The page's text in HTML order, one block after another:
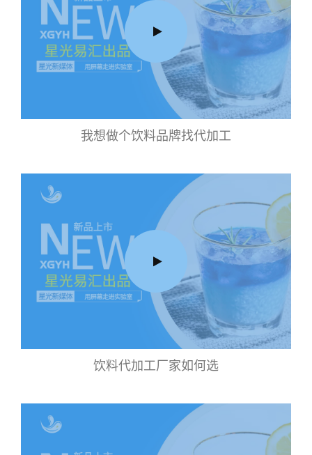
我想做个饮料品牌找代加工
饮料代加工厂家如何选